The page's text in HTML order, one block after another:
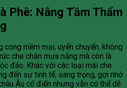
Phê: Nâng Tầm Thẩm
mềm mại, uyển chuyển, không
che chắn mưa nắng mà còn là
đáo. Khác với các loại mái che
đến sự tinh tế, sang trọng, gợi nhớ
Âu cổ điển nhưng vẫn có thể dễ